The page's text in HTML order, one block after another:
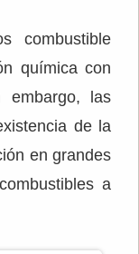
combustible
química con
embargo, las
de la
en grandes
a